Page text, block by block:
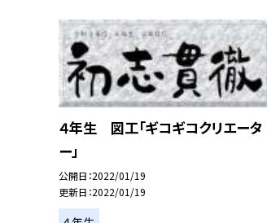
４年生 図工「ギコギコクリエータ
ー」
公開日 2022/01/19
更新日 2022/01/19